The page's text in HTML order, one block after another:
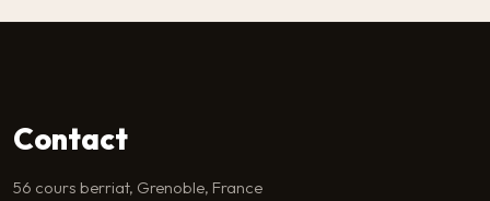
Contact
56 cours berriat, Grenoble, France